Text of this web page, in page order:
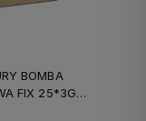
BOMBA
FIX 25*3G